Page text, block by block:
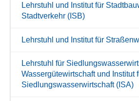
Lehrstuhl und Institut für
Stadtverkehr (ISB)
Lehrstuhl und Institut für
Lehrstuhl für
Wassergütewirtschaft und Institut
Siedlungswasserwirtschaft (ISA)